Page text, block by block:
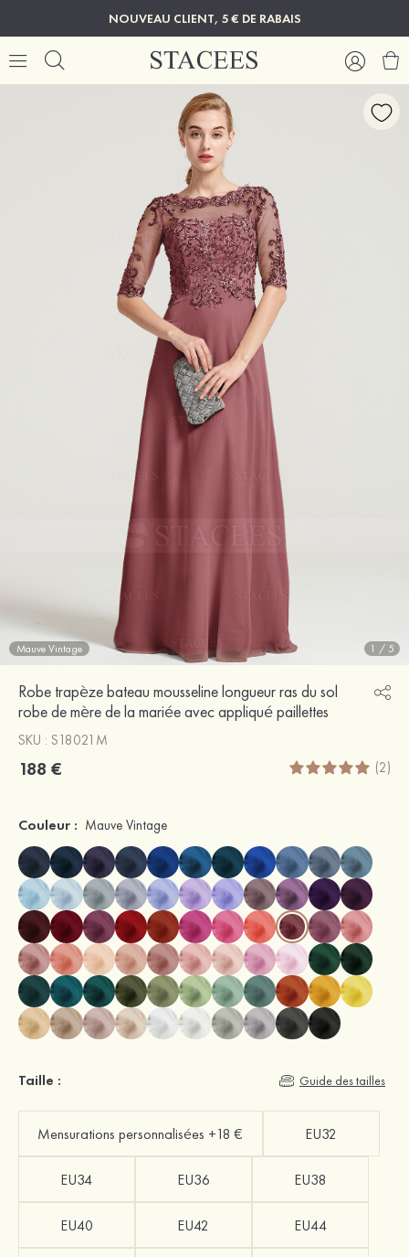
NOUVEAU CLIENT, 5 € DE RABAIS
Mauve Vintage 1 / 5
Robe trapèze bateau mousseline longueur ras du sol
robe de mère de la mariée avec appliqué paillettes
SKU : S18021M
188 € (2)
Couleur : Mauve Vintage
Taille : Guide des tailles
Mensurations personnalisées +18 € EU32
EU34 EU36 EU38
EU40 EU42 EU44